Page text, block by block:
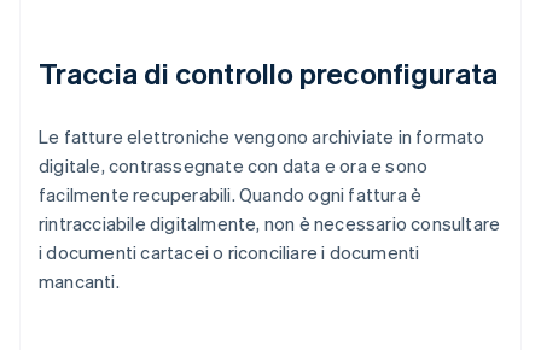
Traccia di controllo preconfigurata
Le fatture elettroniche vengono archiviate in formato
digitale, contrassegnate con data e ora e sono
facilmente recuperabili. Quando ogni fattura è
rintracciabile digitalmente, non è necessario consultare
i documenti cartacei o riconciliare i documenti
mancanti.